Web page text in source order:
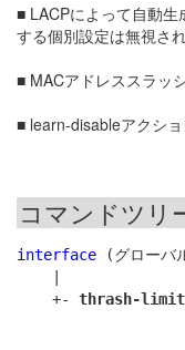
■ LACPによって自動
する個別設定は無視され
■ MACアドレススラッ
■ learn-disableアクシ
コマンドツリ
interface (グローバ
    +-
thrash-